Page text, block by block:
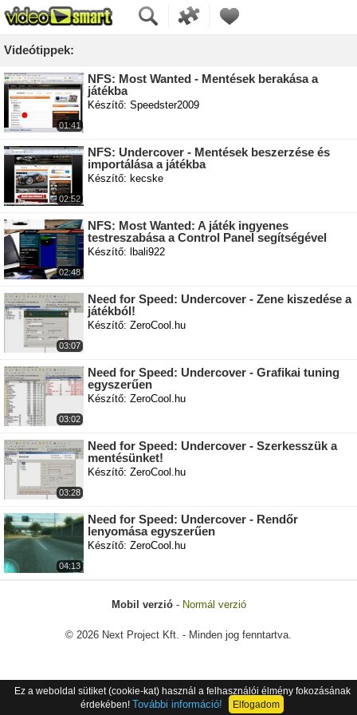
Videótippek:
01:41
NFS: Most Wanted - Mentések berakása a
játékba
Készítő: Speedster2009
02:52
NFS: Undercover - Mentések beszerzése és
importálása a játékba
Készítő: kecske
02:48
NFS: Most Wanted: A játék ingyenes
testreszabása a Control Panel segítségével
Készítő: lbali922
03:07
Need for Speed: Undercover - Zene kiszedése a
játékból!
Készítő: ZeroCool.hu
03:02
Need for Speed: Undercover - Grafikai tuning
egyszerűen
Készítő: ZeroCool.hu
03:28
Need for Speed: Undercover - Szerkesszük a
mentésünket!
Készítő: ZeroCool.hu
04:13
Need for Speed: Undercover - Rendőr
lenyomása egyszerűen
Készítő: ZeroCool.hu
Mobil verzió- Normál verzió
© 2026 Next Project Kft. - Minden jog fenntartva.
Ez a weboldal sütiket (cookie-kat) használ a felhasználói élmény fokozásának
érdekében! További információ! Elfogadom